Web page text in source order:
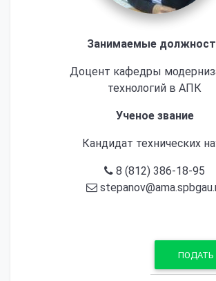
Занимаемые
Доцент кафедры
технологий в АПК
Ученое звание
Кандидат технических
8 (812) 386-18-95
ПОДАТЬ